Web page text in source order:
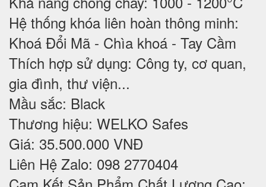
Hệ thống khóa liên hoàn thông minh:
Khoá Đổi Mã - Chìa khoá - Tay Cầm
Thích hợp sử dụng: Công ty, cơ quan,
gia đình, thư viện...
Mầu sắc: Black
Thương hiệu: WELKO Safes
Giá: 35.500.000 VNĐ
Liên Hệ Zalo: 098 2770404